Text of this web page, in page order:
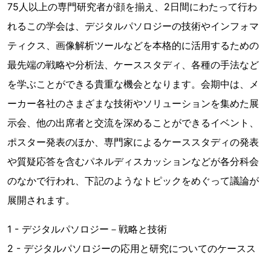
75人以上の専門研究者が顔を揃え、2日間にわたって行わ
れるこの学会は、デジタルパソロジーの技術やインフォマ
ティクス、画像解析ツールなどを本格的に活用するための
最先端の戦略や分析法、ケーススタディ、各種の手法など
を学ぶことができる貴重な機会となります。会期中は、メ
ーカー各社のさまざまな技術やソリューションを集めた展
示会、他の出席者と交流を深めることができるイベント、
ポスター発表のほか、専門家によるケーススタディの発表
や質疑応答を含むパネルディスカッションなどが各分科会
のなかで行われ、下記のようなトピックをめぐって議論が
展開されます。
1 - デジタルパソロジー－戦略と技術
2 - デジタルパソロジーの応用と研究についてのケースス